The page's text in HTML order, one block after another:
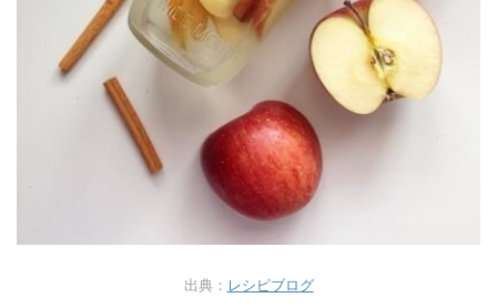
出典： レシピブログ